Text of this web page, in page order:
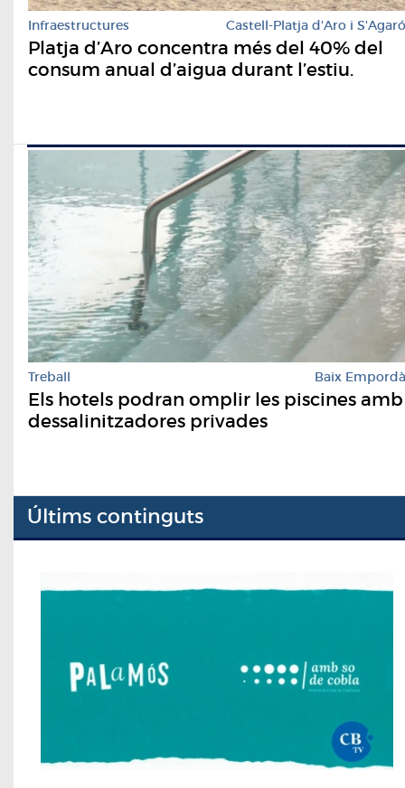
Infraestructures Castell-Platja d'Aro i S'Agaró
​Platja d’Aro concentra més del 40% del
consum anual d’aigua durant l’estiu.
Treball Baix Empordà
Els hotels podran omplir les piscines amb
dessalinitzadores privades
Últims continguts